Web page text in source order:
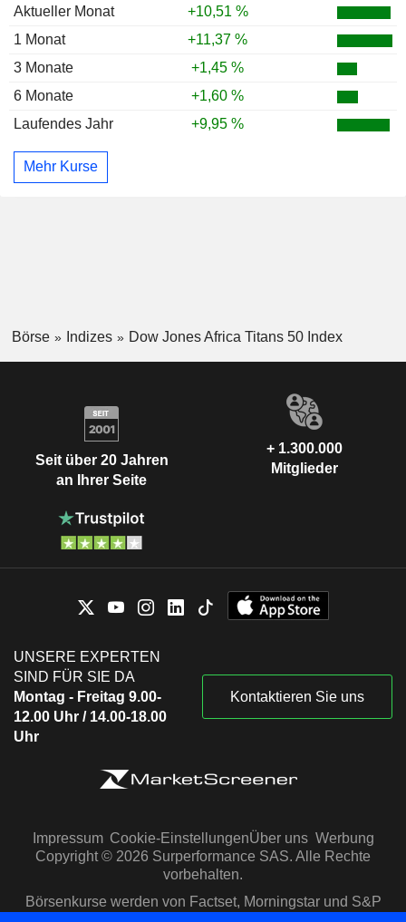
Aktueller Monat
+10,51 %
1 Monat
+11,37 %
3 Monate
+1,45 %
6 Monate
+1,60 %
Laufendes Jahr
+9,95 %
Mehr Kurse
Börse Indizes Dow Jones Africa Titans 50 Index
Seit über 20 Jahren
an Ihrer Seite
+ 1.300.000
Mitglieder
UNSERE EXPERTEN
SIND FÜR SIE DA
Montag - Freitag 9.00-
12.00 Uhr / 14.00-18.00
Uhr
Kontaktieren Sie uns
Impressum Cookie-EinstellungenÜber uns Werbung
Copyright © 2026 Surperformance SAS. Alle Rechte
vorbehalten.
Börsenkurse werden von Factset, Morningstar und S&P